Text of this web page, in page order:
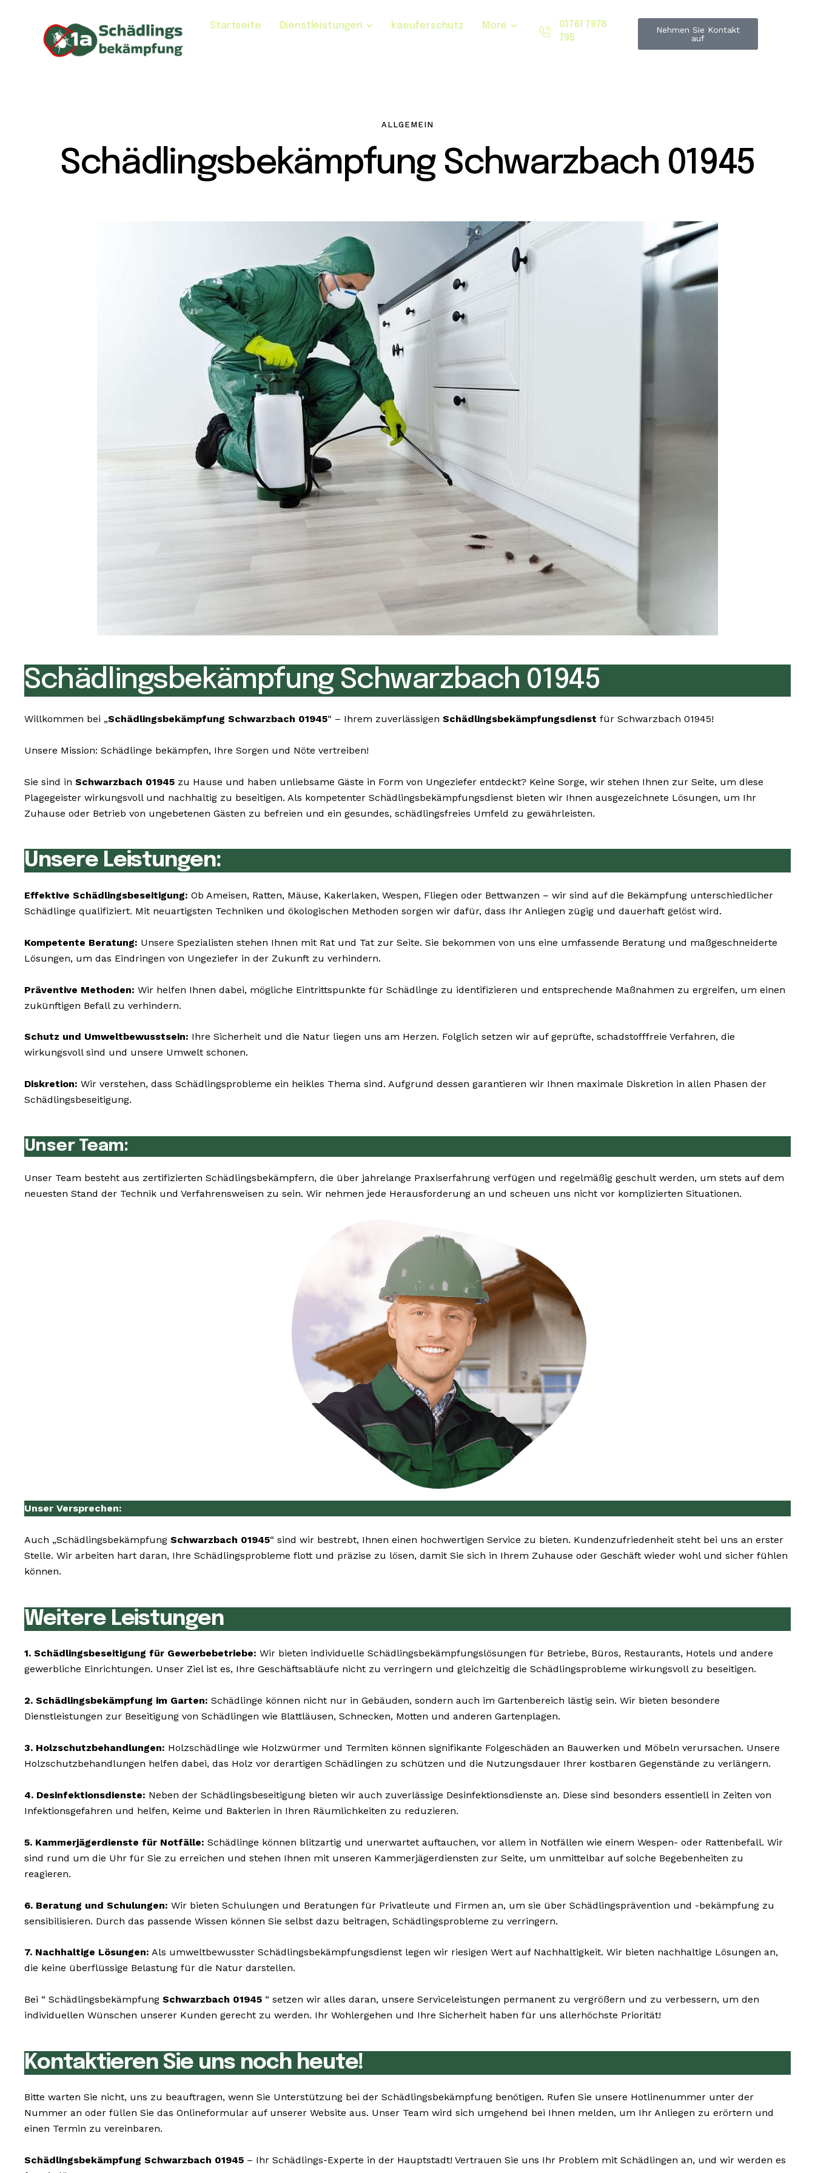
Startseite Dienstleistungen kaeuferschutz More
01761 7978
795
Nehmen Sie Kontakt
auf
ALLGEMEIN
Schädlingsbekämpfung Schwarzbach 01945
Schädlingsbekämpfung Schwarzbach 01945
Willkommen bei „Schädlingsbekämpfung Schwarzbach 01945“ – Ihrem zuverlässigen Schädlingsbekämpfungsdienst für Schwarzbach 01945!
Unsere Mission: Schädlinge bekämpfen, Ihre Sorgen und Nöte vertreiben!
Sie sind in Schwarzbach 01945 zu Hause und haben unliebsame Gäste in Form von Ungeziefer entdeckt? Keine Sorge, wir stehen Ihnen zur Seite, um diese
Plagegeister wirkungsvoll und nachhaltig zu beseitigen. Als kompetenter Schädlingsbekämpfungsdienst bieten wir Ihnen ausgezeichnete Lösungen, um Ihr
Zuhause oder Betrieb von ungebetenen Gästen zu befreien und ein gesundes, schädlingsfreies Umfeld zu gewährleisten.
Unsere Leistungen:
Effektive Schädlingsbeseitigung: Ob Ameisen, Ratten, Mäuse, Kakerlaken, Wespen, Fliegen oder Bettwanzen – wir sind auf die Bekämpfung unterschiedlicher
Schädlinge qualifiziert. Mit neuartigsten Techniken und ökologischen Methoden sorgen wir dafür, dass Ihr Anliegen zügig und dauerhaft gelöst wird.
Kompetente Beratung: Unsere Spezialisten stehen Ihnen mit Rat und Tat zur Seite. Sie bekommen von uns eine umfassende Beratung und maßgeschneiderte
Lösungen, um das Eindringen von Ungeziefer in der Zukunft zu verhindern.
Präventive Methoden: Wir helfen Ihnen dabei, mögliche Eintrittspunkte für Schädlinge zu identifizieren und entsprechende Maßnahmen zu ergreifen, um einen
zukünftigen Befall zu verhindern.
Schutz und Umweltbewusstsein: Ihre Sicherheit und die Natur liegen uns am Herzen. Folglich setzen wir auf geprüfte, schadstofffreie Verfahren, die
wirkungsvoll sind und unsere Umwelt schonen.
Diskretion: Wir verstehen, dass Schädlingsprobleme ein heikles Thema sind. Aufgrund dessen garantieren wir Ihnen maximale Diskretion in allen Phasen der
Schädlingsbeseitigung.
Unser Team:
Unser Team besteht aus zertifizierten Schädlingsbekämpfern, die über jahrelange Praxiserfahrung verfügen und regelmäßig geschult werden, um stets auf dem
neuesten Stand der Technik und Verfahrensweisen zu sein. Wir nehmen jede Herausforderung an und scheuen uns nicht vor komplizierten Situationen.
Unser Versprechen:
Auch „Schädlingsbekämpfung Schwarzbach 01945“ sind wir bestrebt, Ihnen einen hochwertigen Service zu bieten. Kundenzufriedenheit steht bei uns an erster
Stelle. Wir arbeiten hart daran, Ihre Schädlingsprobleme flott und präzise zu lösen, damit Sie sich in Ihrem Zuhause oder Geschäft wieder wohl und sicher fühlen
können.
Weitere Leistungen
1. Schädlingsbeseitigung für Gewerbebetriebe: Wir bieten individuelle Schädlingsbekämpfungslösungen für Betriebe, Büros, Restaurants, Hotels und andere
gewerbliche Einrichtungen. Unser Ziel ist es, Ihre Geschäftsabläufe nicht zu verringern und gleichzeitig die Schädlingsprobleme wirkungsvoll zu beseitigen.
2. Schädlingsbekämpfung im Garten: Schädlinge können nicht nur in Gebäuden, sondern auch im Gartenbereich lästig sein. Wir bieten besondere
Dienstleistungen zur Beseitigung von Schädlingen wie Blattläusen, Schnecken, Motten und anderen Gartenplagen.
3. Holzschutzbehandlungen: Holzschädlinge wie Holzwürmer und Termiten können signifikante Folgeschäden an Bauwerken und Möbeln verursachen. Unsere
Holzschutzbehandlungen helfen dabei, das Holz vor derartigen Schädlingen zu schützen und die Nutzungsdauer Ihrer kostbaren Gegenstände zu verlängern.
4. Desinfektionsdienste: Neben der Schädlingsbeseitigung bieten wir auch zuverlässige Desinfektionsdienste an. Diese sind besonders essentiell in Zeiten von
Infektionsgefahren und helfen, Keime und Bakterien in Ihren Räumlichkeiten zu reduzieren.
5. Kammerjägerdienste für Notfälle: Schädlinge können blitzartig und unerwartet auftauchen, vor allem in Notfällen wie einem Wespen- oder Rattenbefall. Wir
sind rund um die Uhr für Sie zu erreichen und stehen Ihnen mit unseren Kammerjägerdiensten zur Seite, um unmittelbar auf solche Begebenheiten zu
reagieren.
6. Beratung und Schulungen: Wir bieten Schulungen und Beratungen für Privatleute und Firmen an, um sie über Schädlingsprävention und -bekämpfung zu
sensibilisieren. Durch das passende Wissen können Sie selbst dazu beitragen, Schädlingsprobleme zu verringern.
7. Nachhaltige Lösungen: Als umweltbewusster Schädlingsbekämpfungsdienst legen wir riesigen Wert auf Nachhaltigkeit. Wir bieten nachhaltige Lösungen an,
die keine überflüssige Belastung für die Natur darstellen.
Bei “ Schädlingsbekämpfung Schwarzbach 01945 “ setzen wir alles daran, unsere Serviceleistungen permanent zu vergrößern und zu verbessern, um den
individuellen Wünschen unserer Kunden gerecht zu werden. Ihr Wohlergehen und Ihre Sicherheit haben für uns allerhöchste Priorität!
Kontaktieren Sie uns noch heute!
Bitte warten Sie nicht, uns zu beauftragen, wenn Sie Unterstützung bei der Schädlingsbekämpfung benötigen. Rufen Sie unsere Hotlinenummer unter der
Nummer an oder füllen Sie das Onlineformular auf unserer Website aus. Unser Team wird sich umgehend bei Ihnen melden, um Ihr Anliegen zu erörtern und
einen Termin zu vereinbaren.
Schädlingsbekämpfung Schwarzbach 01945 – Ihr Schädlings-Experte in der Hauptstadt! Vertrauen Sie uns Ihr Problem mit Schädlingen an, und wir werden es